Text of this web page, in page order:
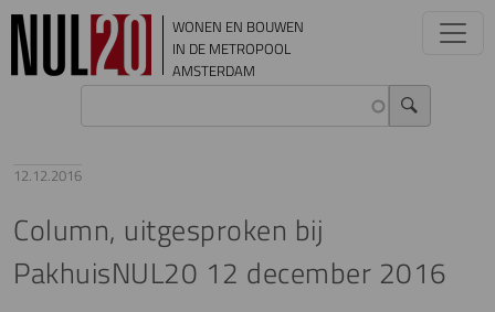
Overslaan en naar de inhoud gaan
WONEN EN BOUWEN
IN DE METROPOOL
AMSTERDAM
12.12.2016
Column, uitgesproken bij
PakhuisNUL20 12 december 2016